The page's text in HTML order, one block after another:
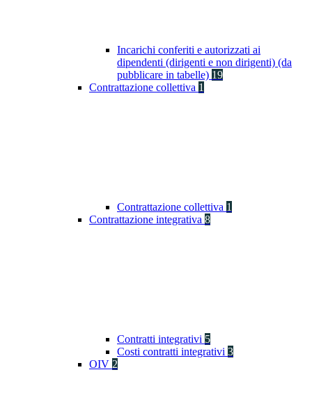
Incarichi conferiti e autorizzati ai
dipendenti (dirigenti e non dirigenti) (da
pubblicare in tabelle) 19
Contrattazione collettiva 1
Contrattazione collettiva 1
Contrattazione integrativa 8
Contratti integrativi 5
Costi contratti integrativi 3
OIV 2